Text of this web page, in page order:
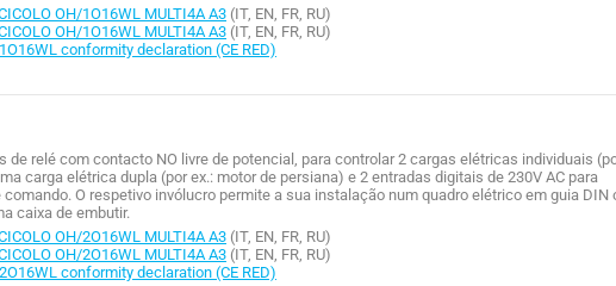
OH/1O16WL MULTI4A A3 (IT, EN, FR, RU)
OH/1O16WL MULTI4A A3 (IT, EN, FR, RU)
conformity declaration (CE RED)
de relé com contacto NO livre de potencial, para controlar 2 cargas elétricas individuais
carga elétrica dupla (por ex.: motor de persiana) e 2 entradas digitais de 230V AC para
O respetivo invólucro permite a sua instalação num quadro elétrico em guia DIN
caixa de embutir.
OH/2O16WL MULTI4A A3 (IT, EN, FR, RU)
OH/2O16WL MULTI4A A3 (IT, EN, FR, RU)
conformity declaration (CE RED)